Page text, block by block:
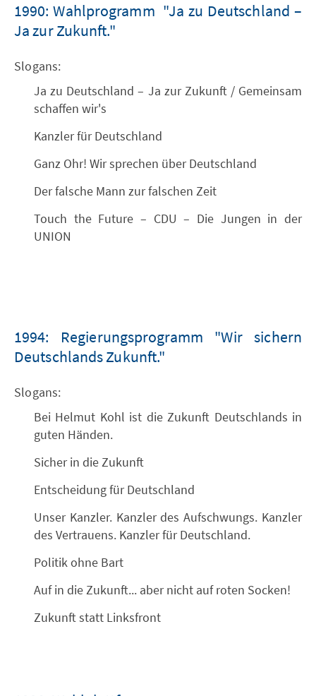
1990: Wahlprogramm "Ja zu Deutschland –
Ja zur Zukunft."
Slogans:
Ja zu Deutschland – Ja zur Zukunft / Gemeinsam
schaffen wir's
Kanzler für Deutschland
Ganz Ohr! Wir sprechen über Deutschland
Der falsche Mann zur falschen Zeit
Touch the Future – CDU – Die Jungen in der
UNION
1994: Regierungsprogramm "Wir sichern
Deutschlands Zukunft."
Slogans:
Bei Helmut Kohl ist die Zukunft Deutschlands in
guten Händen.
Sicher in die Zukunft
Entscheidung für Deutschland
Unser Kanzler. Kanzler des Aufschwungs. Kanzler
des Vertrauens. Kanzler für Deutschland.
Politik ohne Bart
Auf in die Zukunft... aber nicht auf roten Socken!
Zukunft statt Linksfront